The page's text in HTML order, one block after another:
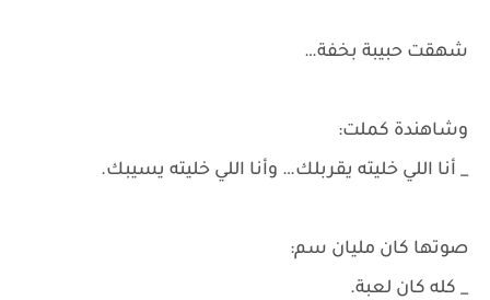
شهقت حبيبة بخفة…
وشاهندة كملت:
_ أنا اللي خليته يقربلك… وأنا اللي خليته يسيبك.
صوتها كان مليان سم:
_ كله كان لعبة.